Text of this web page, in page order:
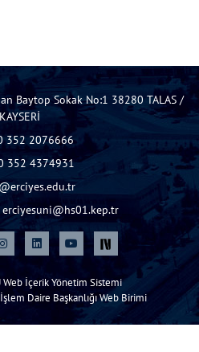
Baytop Sokak No:1 38280 TALAS /
KAYSERİ
352 2076666
352 4374931
İçerik Yönetim Sistemi
Daire Başkanlığı Web Birimi